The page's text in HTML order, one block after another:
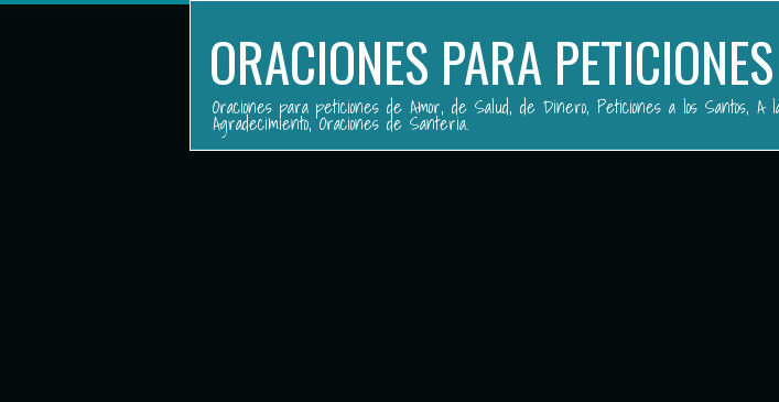
ORACIONES PARA PETICIONES
Oraciones para peticiones de Amor, de Salud, de Dinero, Peticiones a los Santos,
Agradecimiento, Oraciones de Santeria.